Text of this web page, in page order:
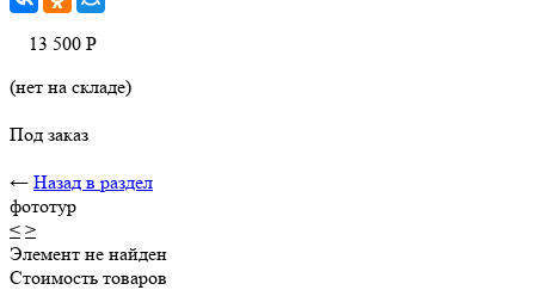
13 500 Р
(нет на складе)
Под заказ
← Назад в раздел
фототур
< >
Элемент не найден
Стоимость товаров